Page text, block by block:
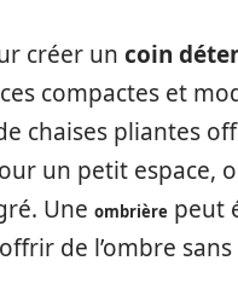
créer un coin
compactes et
chaises pliantes
un petit espace,
Une ombrière peut
de l’ombre sans